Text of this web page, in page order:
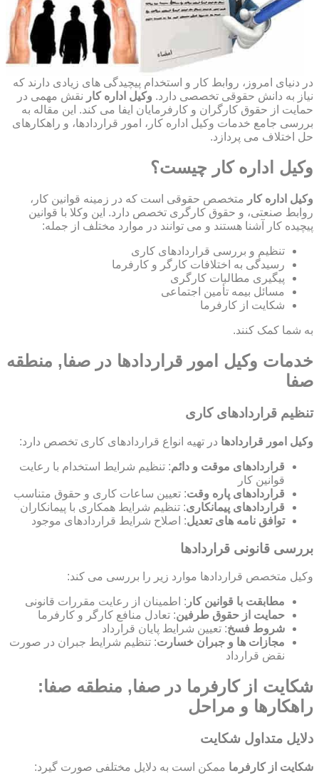
در دنیای امروز، روابط کار و استخدام پیچیدگی های زیادی دارند که
نیاز به دانش حقوقی تخصصی دارد. وکیل اداره کار نقش مهمی در
حمایت از حقوق کارگران و کارفرمایان ایفا می کند. این مقاله به
بررسی جامع خدمات وکیل اداره کار، امور قراردادها، و راهکارهای
حل اختلاف می پردازد.
وکیل اداره کار چیست؟
وکیل اداره کار متخصص حقوقی است که در زمینه قوانین کار،
روابط صنعتی، و حقوق کارگری تخصص دارد. این وکلا با قوانین
پیچیده کار آشنا هستند و می توانند در موارد مختلف از جمله:
تنظیم و بررسی قراردادهای کاری
رسیدگی به اختلافات کارگر و کارفرما
پیگیری مطالبات کارگری
مسائل بیمه تأمین اجتماعی
شکایت از کارفرما
به شما کمک کنند.
خدمات وکیل امور قراردادها در صفا, منطقه
صفا
تنظیم قراردادهای کاری
وکیل امور قراردادها در تهیه انواع قراردادهای کاری تخصص دارد:
قراردادهای موقت و دائم: تنظیم شرایط استخدام با رعایت
قوانین کار
قراردادهای پاره وقت: تعیین ساعات کاری و حقوق متناسب
قراردادهای پیمانکاری: تنظیم شرایط همکاری با پیمانکاران
توافق نامه های تعدیل: اصلاح شرایط قراردادهای موجود
بررسی قانونی قراردادها
وکیل متخصص قراردادها موارد زیر را بررسی می کند:
مطابقت با قوانین کار : اطمینان از رعایت مقررات قانونی
حمایت از حقوق طرفین: تعادل منافع کارگر و کارفرما
شروط فسخ: تعیین شرایط پایان قرارداد
مجازات ها و جبران خسارت: تنظیم شرایط جبران در صورت
نقض قرارداد
شکایت از کارفرما در صفا, منطقه صفا:
راهکارها و مراحل
دلایل متداول شکایت
شکایت از کارفرما ممکن است به دلایل مختلفی صورت گیرد: